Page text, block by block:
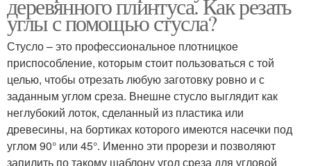
деревянного плинтуса. Как резать
углы с помощью стусла?
Стусло – это профессиональное плотницкое
приспособление, которым стоит пользоваться с той
целью, чтобы отрезать любую заготовку ровно и с
заданным углом среза. Внешне стусло выглядит как
неглубокий лоток, сделанный из пластика или
древесины, на бортиках которого имеются насечки под
углом 90° или 45°. Именно эти прорези и позволяют
запилить по такому шаблону угол среза для угловой